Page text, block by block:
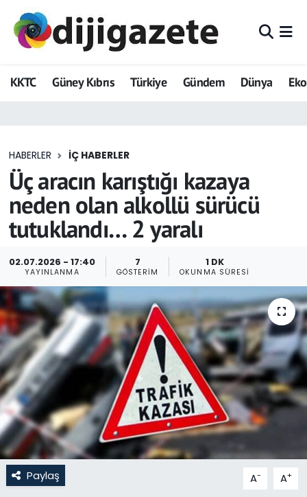
KKTC Güney Kıbrıs Türkiye Gündem Dünya
HABERLER İÇ HABERLER
Üç aracın karıştığı kazaya
neden olan alkollü sürücü
tutuklandı… 2 yaralı
02.07.2026 - 17:40
YAYINLANMA
7
GÖSTERIM
1 DK
OKUNMA SÜRESI
Paylaş A- A+
ADVERTORIAL
Dijigazete
Eğitim
Ekonomi
Foto Galeri
GEZİ
Güncel
Gündem
KKTC
KKTC YEREL SEÇİM 2018
Kültür Sanat
Magazin
Hava Durumu
Trafik Durumu
Tüm Manşetler
Son Dakika Haberleri
Haber Arşivi